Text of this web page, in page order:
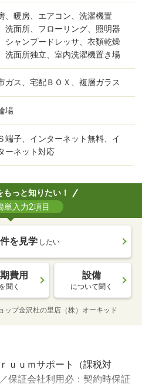
、暖房、エアコン、洗濯機置
洗面所、フローリング、照明器
シャンプードレッサ、衣類乾燥
洗面所独立、室内洗濯機置き場
ガス、宅配ＢＯＸ、複層ガラス
場
端子、インターネット無料、イ
ーネット対応
もっと知りたい！
単入力2項目
を見学 したい
費用
を聞く
設備
について聞く
ップ金沢杜の里店（株）オーキッド
ｕｕｍサポート（課税対
証会社利用必：契約時保証